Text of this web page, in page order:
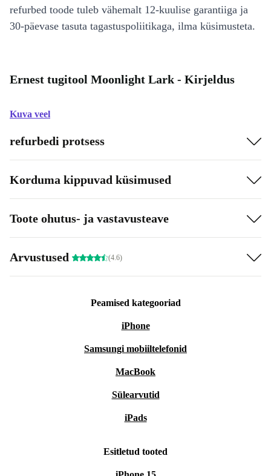
refurbed toode tuleb vähemalt 12-kuulise garantiiga ja
30-päevase tasuta tagastuspoliitikaga, ilma küsimusteta.
Ernest tugitool Moonlight Lark - Kirjeldus
Kuva veel
refurbedi protsess
Korduma kippuvad küsimused
Toote ohutus- ja vastavusteave
Arvustused (4.6)
Peamised kategooriad
iPhone
Samsungi mobiiltelefonid
MacBook
Sülearvutid
iPads
Esitletud tooted